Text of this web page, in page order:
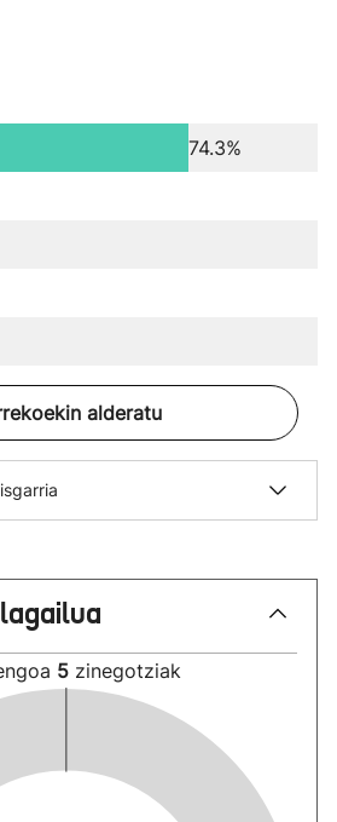
74.3%
alderatu
5 zinegotziak